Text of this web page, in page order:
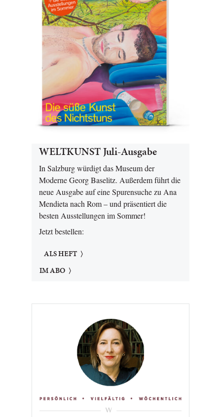
WELTKUNST Juli-Ausgabe
In Salzburg würdigt das Museum der
Moderne Georg Baselitz. Außerdem führt die
neue Ausgabe auf eine Spurensuche zu Ana
Mendieta nach Rom – und präsentiert die
besten Ausstellungen im Sommer!
Jetzt bestellen:
ALS HEFT
IM ABO